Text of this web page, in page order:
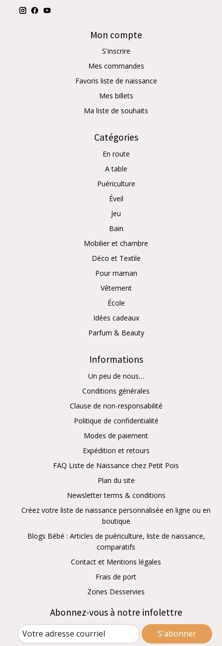
Mon compte
S'inscrire
Mes commandes
Favoris liste de naissance
Mes billets
Ma liste de souhaits
Catégories
En route
A table
Puériculture
Éveil
Jeu
Bain
Mobilier et chambre
Déco et Textile
Pour maman
Vêtement
École
Idées cadeaux
Parfum & Beauty
Informations
Un peu de nous…
Conditions générales
Clause de non-responsabilité
Politique de confidentialité
Modes de paiement
Expédition et retours
FAQ Liste de Naissance chez Petit Pois
Plan du site
Newsletter terms & conditions
Créez votre liste de naissance personnalisée en ligne ou en
boutique
Blogs Bébé : Articles de puériculture, liste de naissance,
comparatifs
Contact et Mentions légales
Frais de port
Zones Desservies
Abonnez-vous à notre infolettre
S'abonner